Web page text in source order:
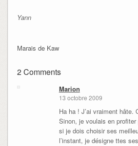
Yann
Marais de Kaw
2 Comments
Marion
13 octobre 2009
Ha ha ! J’ai vraiment hâte.
Sinon, je voulais en
si je dois choisir ses
l’instant, je désigne ttes